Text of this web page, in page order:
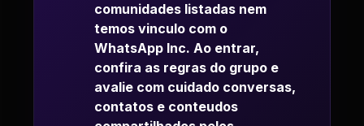
comunidades listadas nem
temos vinculo com o
WhatsApp Inc. Ao entrar,
confira as regras do grupo e
avalie com cuidado conversas,
contatos e conteudos